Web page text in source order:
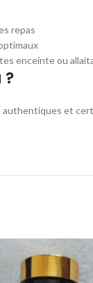
repas
enceinte ou
?
et